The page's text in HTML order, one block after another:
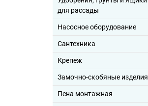
для рассады
Насосное оборудование
Сантехника
Крепеж
Замочно-скобяные изделия
Пена монтажная